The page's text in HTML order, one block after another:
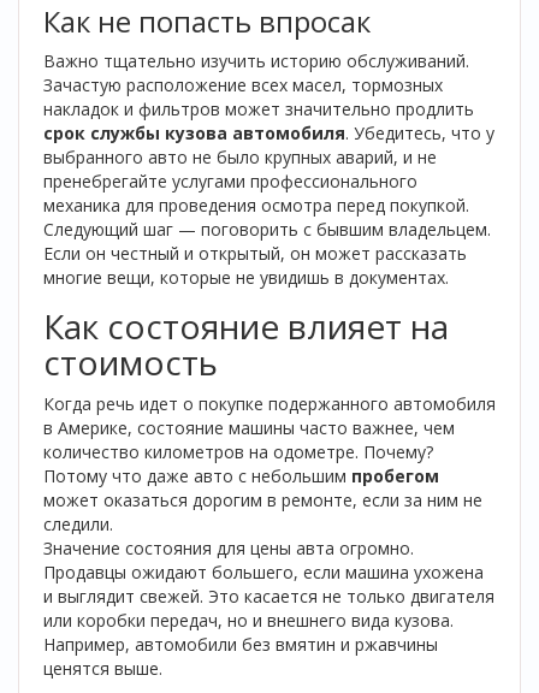
Как не попасть впросак
Важно тщательно изучить историю обслуживаний.
Зачастую расположение всех масел, тормозных
накладок и фильтров может значительно продлить
срок службы кузова автомобиля. Убедитесь, что у
выбранного авто не было крупных аварий, и не
пренебрегайте услугами профессионального
механика для проведения осмотра перед покупкой.
Следующий шаг — поговорить с бывшим владельцем.
Если он честный и открытый, он может рассказать
многие вещи, которые не увидишь в документах.
Как состояние влияет на
стоимость
Когда речь идет о покупке подержанного автомобиля
в Америке, состояние машины часто важнее, чем
количество километров на одометре. Почему?
Потому что даже авто с небольшим пробегом
может оказаться дорогим в ремонте, если за ним не
следили.
Значение состояния для цены авта огромно.
Продавцы ожидают большего, если машина ухожена
и выглядит свежей. Это касается не только двигателя
или коробки передач, но и внешнего вида кузова.
Например, автомобили без вмятин и ржавчины
ценятся выше.